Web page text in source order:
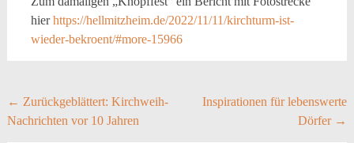
hierhttps://hellmitzheim.de/2022/11/11/kirchturm-ist-
wieder-bekroent/#more-15966
Post
navigation
← Zurückgeblättert: Kirchweih-
Nachrichten vor 10 Jahren
Inspirationen für lebenswerte
Dörfer →